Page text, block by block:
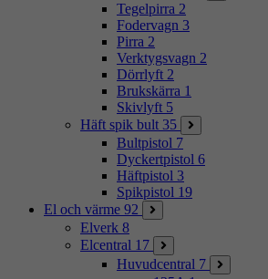
Tegelpirra 2
Fodervagn 3
Pirra 2
Verktygsvagn 2
Dörrlyft 2
Brukskärra 1
Skivlyft 5
Häft spik bult 35
Bultpistol 7
Dyckertpistol 6
Häftpistol 3
Spikpistol 19
El och värme 92
Elverk 8
Elcentral 17
Huvudcentral 7